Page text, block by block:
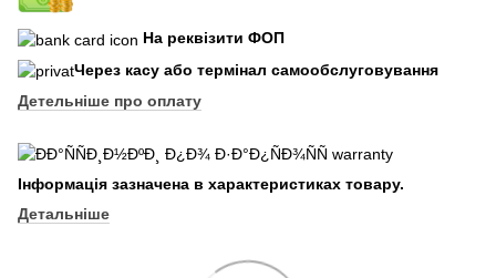
На реквізити ФОП
Через касу або термінал самообслуговування
Детельніше про оплату
Інформація зазначена в характеристиках товару.
Детальніше